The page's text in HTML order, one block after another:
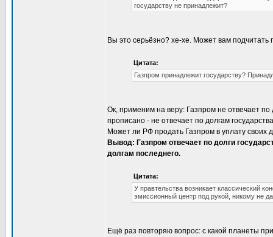
государству не принадлежит?
Вы это серьёзно? хе-хе. Может вам подчитать
Цитата:
Газпром принадлежит государству?
Ок, применим на веру: Газпром не отвечает по
прописано - не отвечает по долгам
Может ли РФ продать Газпром в уплату своих
Вывод: Газпром отвечает по долги
долгам последнего.
Цитата:
У правтельства возникает классический
эмиссионный центр под рукой, никому не
Ещё раз повторяю вопрос: с какой планеты